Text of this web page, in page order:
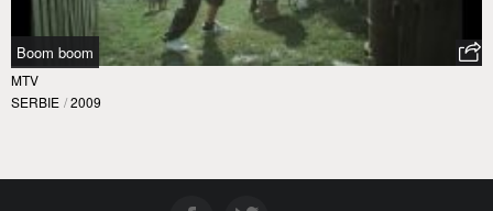
Boom boom
MTV
SERBIE / 2009